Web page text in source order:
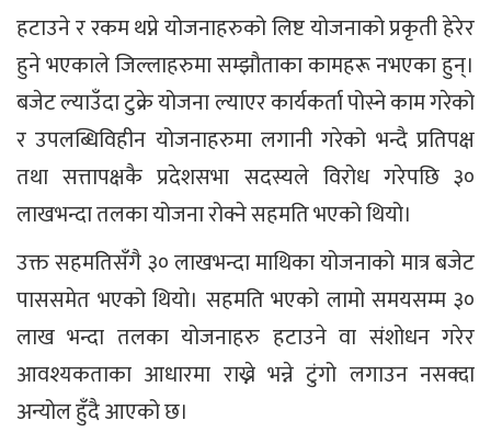
हटाउने र रकम थप्ने योजनाहरुको लिष्ट योजनाको प्रकृती हेरेर
हुने भएकाले जिल्लाहरुमा सम्झौताका कामहरू नभएका हुन्।
बजेट ल्याउँदा टुक्रे योजना ल्याएर कार्यकर्ता पोस्ने काम गरेको
र उपलब्धिविहीन योजनाहरुमा लगानी गरेको भन्दै प्रतिपक्ष
तथा सत्तापक्षकै प्रदेशसभा सदस्यले विरोध गरेपछि ३०
लाखभन्दा तलका योजना रोक्ने सहमति भएको थियो।
उक्त सहमतिसँगै ३० लाखभन्दा माथिका योजनाको मात्र बजेट
पाससमेत भएको थियो। सहमति भएको लामो समयसम्म ३०
लाख भन्दा तलका योजनाहरु हटाउने वा संशोधन गरेर
आवश्यकताका आधारमा राख्ने भन्ने टुंगो लगाउन नसक्दा
अन्योल हुँदै आएको छ।